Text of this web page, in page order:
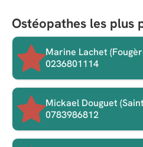
Ostéopathes les plus
Marine Lachet
0236801114
Mickael Douguet
0783986812